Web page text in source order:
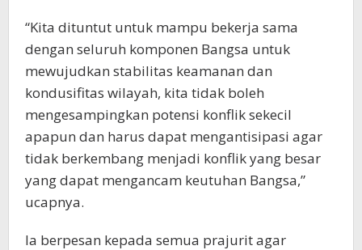
“Kita dituntut untuk mampu bekerja sama
dengan seluruh komponen Bangsa untuk
mewujudkan stabilitas keamanan dan
kondusifitas wilayah, kita tidak boleh
mengesampingkan potensi konflik sekecil
apapun dan harus dapat mengantisipasi agar
tidak berkembang menjadi konflik yang besar
yang dapat mengancam keutuhan Bangsa,”
ucapnya.
Ia berpesan kepada semua prajurit agar